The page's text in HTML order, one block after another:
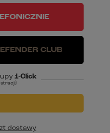
CLUB
1-Click
dostawy